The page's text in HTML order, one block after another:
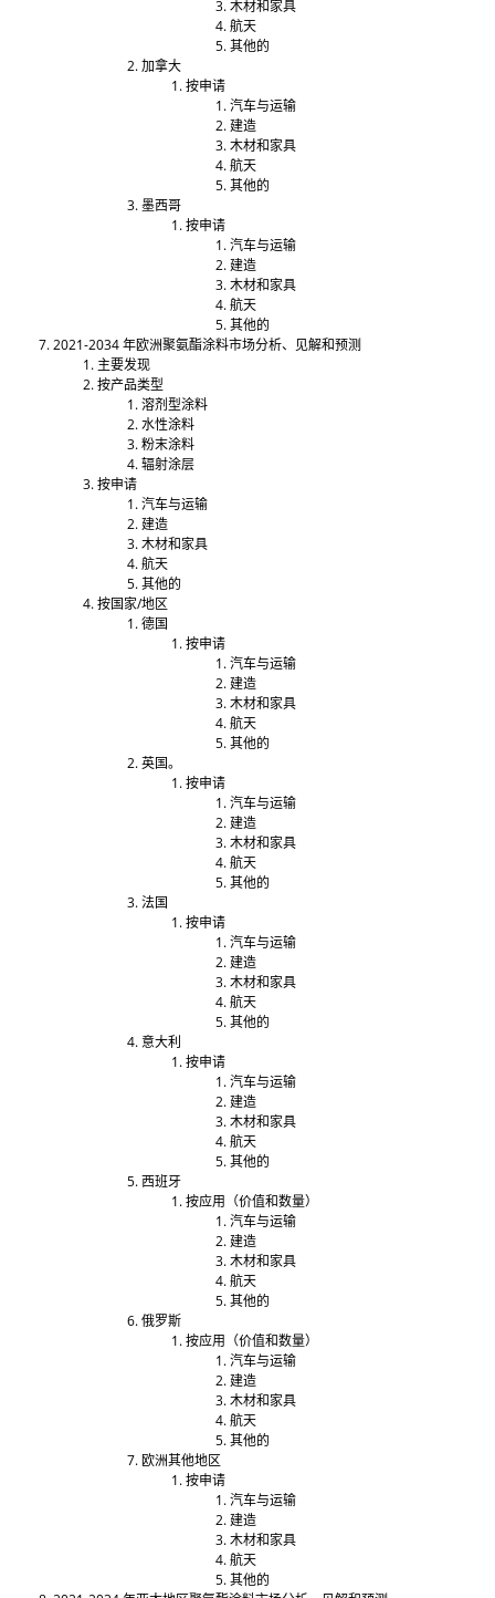
木材和家具
航天
其他的
加拿大
按申请
汽车与运输
建造
木材和家具
航天
其他的
墨西哥
按申请
汽车与运输
建造
木材和家具
航天
其他的
2021-2034 年欧洲聚氨酯涂料市场分析、见解和预测
主要发现
按产品类型
溶剂型涂料
水性涂​​料
粉末涂料
辐射涂层
按申请
汽车与运输
建造
木材和家具
航天
其他的
按国家/地区
德国
按申请
汽车与运输
建造
木材和家具
航天
其他的
英国。
按申请
汽车与运输
建造
木材和家具
航天
其他的
法国
按申请
汽车与运输
建造
木材和家具
航天
其他的
意大利
按申请
汽车与运输
建造
木材和家具
航天
其他的
西班牙
按应用（价值和数量）
汽车与运输
建造
木材和家具
航天
其他的
俄罗斯
按应用（价值和数量）
汽车与运输
建造
木材和家具
航天
其他的
欧洲其他地区
按申请
汽车与运输
建造
木材和家具
航天
其他的